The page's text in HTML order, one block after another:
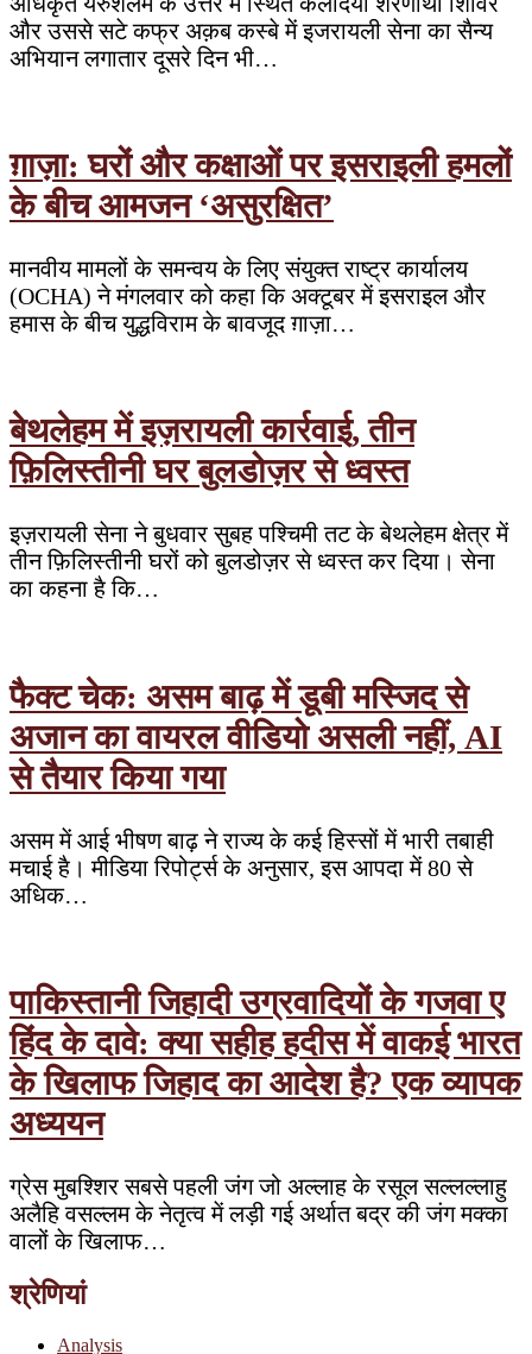
और उससे सटे कफ्र अक़ब कस्बे में इजरायली सेना का सैन्य
अभियान लगातार दूसरे दिन भी…
ग़ाज़ा: घरों और कक्षाओं पर इसराइली हमलों
के बीच आमजन ‘असुरक्षित’
मानवीय मामलों के समन्वय के लिए संयुक्त राष्ट्र कार्यालय
(OCHA) ने मंगलवार को कहा कि अक्टूबर में इसराइल और
हमास के बीच युद्धविराम के बावजूद ग़ाज़ा…
बेथलेहम में इज़रायली कार्रवाई, तीन
फ़िलिस्तीनी घर बुलडोज़र से ध्वस्त
इज़रायली सेना ने बुधवार सुबह पश्चिमी तट के बेथलेहम क्षेत्र में
तीन फ़िलिस्तीनी घरों को बुलडोज़र से ध्वस्त कर दिया। सेना
का कहना है कि…
फैक्ट चेक: असम बाढ़ में डूबी मस्जिद से
अजान का वायरल वीडियो असली नहीं, AI
से तैयार किया गया
असम में आई भीषण बाढ़ ने राज्य के कई हिस्सों में भारी तबाही
मचाई है। मीडिया रिपोर्ट्स के अनुसार, इस आपदा में 80 से
अधिक…
पाकिस्तानी जिहादी उग्रवादियों के गजवा ए
हिंद के दावे: क्या सहीह हदीस में वाकई भारत
के खिलाफ जिहाद का आदेश है? एक व्यापक
अध्ययन
ग्रेस मुबश्शिर सबसे पहली जंग जो अल्लाह के रसूल सल्लल्लाहु
अलैहि वसल्लम के नेतृत्व में लड़ी गई अर्थात बद्र की जंग मक्का
वालों के खिलाफ…
श्रेणियां
Analysis